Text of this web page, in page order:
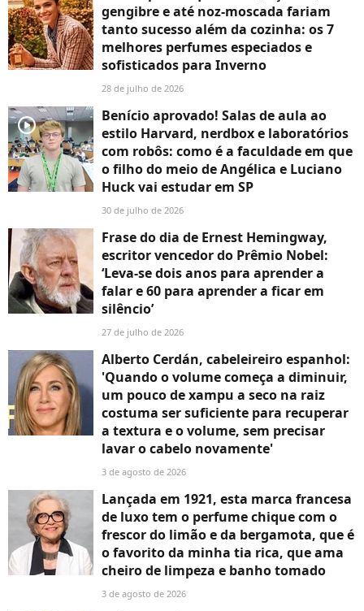
gengibre e até noz-moscada fariam
tanto sucesso além da cozinha: os 7
melhores perfumes especiados e
sofisticados para Inverno
28 de julho de 2026
player2
Benício aprovado! Salas de aula ao
estilo Harvard, nerdbox e laboratórios
com robôs: como é a faculdade em que
o filho do meio de Angélica e Luciano
Huck vai estudar em SP
30 de julho de 2026
Frase do dia de Ernest Hemingway,
escritor vencedor do Prêmio Nobel:
‘Leva-se dois anos para aprender a
falar e 60 para aprender a ficar em
silêncio’
27 de julho de 2026
Alberto Cerdán, cabeleireiro espanhol:
'Quando o volume começa a diminuir,
um pouco de xampu a seco na raiz
costuma ser suficiente para recuperar
a textura e o volume, sem precisar
lavar o cabelo novamente'
3 de agosto de 2026
Lançada em 1921, esta marca francesa
de luxo tem o perfume chique com o
frescor do limão e da bergamota, que é
o favorito da minha tia rica, que ama
cheiro de limpeza e banho tomado
3 de agosto de 2026